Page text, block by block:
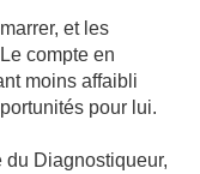
et les
compte en
moins affaibli
pour lui.
du Diagnostiqueur,